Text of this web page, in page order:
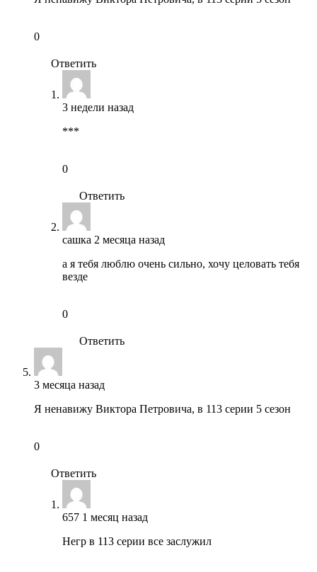
0
Ответить
3 недели назад
***
0
Ответить
сашка 2 месяца назад
а я тебя люблю очень сильно, хочу целовать тебя
везде
0
Ответить
3 месяца назад
Я ненавижу Виктора Петровича, в 113 серии 5 сезон
0
Ответить
657 1 месяц назад
Негр в 113 серии все заслужил